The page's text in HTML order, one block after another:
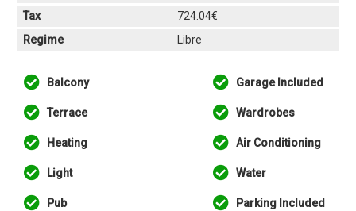
Tax
724.04€
Regime
Libre
Balcony Garage Included
Terrace Wardrobes
Heating Air Conditioning
Light Water
Pub Parking Included